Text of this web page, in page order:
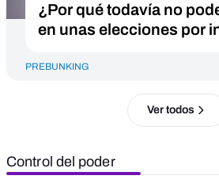
¿Por qué todavía no
en unas elecciones por
PREBUNKING
Ver todos
Control del poder